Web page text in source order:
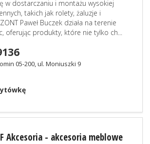
w dostarczaniu i montażu wysokiej
takich jak rolety, żaluzje i
Paweł Buczek działa na terenie
oferując produkty, które nie tylko ch...
05-200, ul. Moniuszki 9
Akcesoria - akcesoria meblowe